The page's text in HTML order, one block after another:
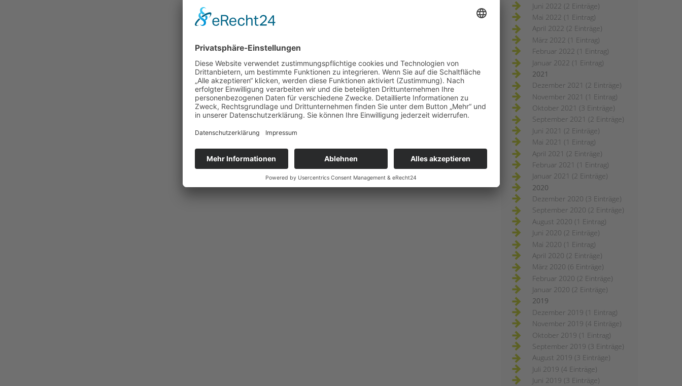
Juni 2022 (2 Einträge)
Mai 2022 (1 Eintrag)
April 2022 (2 Einträge)
März 2022 (1 Eintrag)
Februar 2022 (1 Eintrag)
Januar 2022 (1 Eintrag)
2021
Dezember 2021 (2 Einträge)
November 2021 (1 Eintrag)
Oktober 2021 (3 Einträge)
September 2021 (2 Einträge)
Juni 2021 (2 Einträge)
Mai 2021 (1 Eintrag)
April 2021 (2 Einträge)
Februar 2021 (1 Eintrag)
Januar 2021 (2 Einträge)
2020
Dezember 2020 (3 Einträge)
September 2020 (2 Einträge)
August 2020 (1 Eintrag)
Juni 2020 (2 Einträge)
Mai 2020 (1 Eintrag)
April 2020 (2 Einträge)
März 2020 (6 Einträge)
Februar 2020 (2 Einträge)
Januar 2020 (2 Einträge)
2019
Dezember 2019 (1 Eintrag)
November 2019 (4 Einträge)
Oktober 2019 (1 Eintrag)
September 2019 (3 Einträge)
August 2019 (3 Einträge)
Juli 2019 (4 Einträge)
Juni 2019 (3 Einträge)